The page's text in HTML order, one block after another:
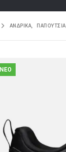
ΑΝΔΡΙΚΑ ΠΑΠΟΥΤΣΙΑ
NEO